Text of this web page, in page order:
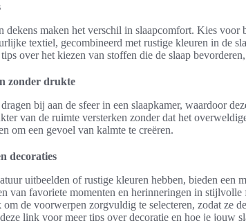
dekens maken het verschil in slaapcomfort. Kies voor
textiel, gecombineerd met rustige kleuren in de
over het kiezen van stoffen die de slaap
zonder drukte
bij aan de sfeer in een slaapkamer, waardoor
van de ruimte versterken zonder dat het
om een gevoel van kalmte te creëren.
decoraties
uitbeelden of rustige kleuren hebben, bieden een
van favoriete momenten en herinneringen in
de voorwerpen zorgvuldig te selecteren, zodat ze
link voor meer tips over decoratie en hoe je jouw